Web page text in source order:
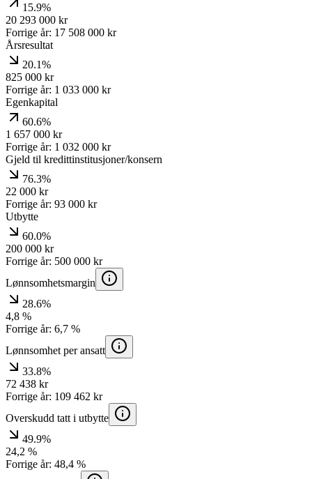
15.9%
20 293 000 kr
Forrige år: 17 508 000 kr
Årsresultat
20.1%
825 000 kr
Forrige år: 1 033 000 kr
Egenkapital
60.6%
1 657 000 kr
Forrige år: 1 032 000 kr
Gjeld til kredittinstitusjoner/konsern
76.3%
22 000 kr
Forrige år: 93 000 kr
Utbytte
60.0%
200 000 kr
Forrige år: 500 000 kr
Lønnsomhetsmargin
28.6%
4,8 %
Forrige år: 6,7 %
Lønnsomhet per ansatt
33.8%
72 438 kr
Forrige år: 109 462 kr
Overskudd tatt i utbytte
49.9%
24,2 %
Forrige år: 48,4 %